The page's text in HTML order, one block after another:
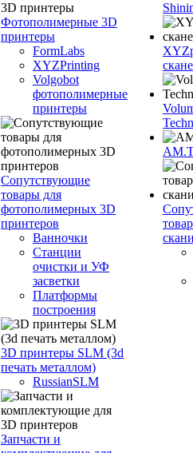
Фотополимерные 3D
принтеры
FormLabs
XYZPrinting
Volgobot
фотополимерные
принтеры
Сопутствующие
товары для
фотополимерных 3D
принтеров
Ванночки
Станции
очистки и УФ
засветки
Платформы
построения
3D принтеры SLM (3d
печать металлом)
RussianSLM
Запчасти и